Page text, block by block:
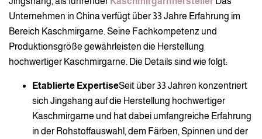
Unternehmen in China verfügt über 33 Jahre Erfahrung im
Bereich Kaschmirgarne. Seine Fachkompetenz und
Produktionsgröße gewährleisten die Herstellung
hochwertiger Kaschmirgarne. Die Details sind wie folgt:
Etablierte ExpertiseSeit über 33 Jahren konzentriert
sich Jingshang auf die Herstellung hochwertiger
Kaschmirgarne und hat dabei umfangreiche Erfahrung
in der Rohstoffauswahl, dem Färben, Spinnen und der